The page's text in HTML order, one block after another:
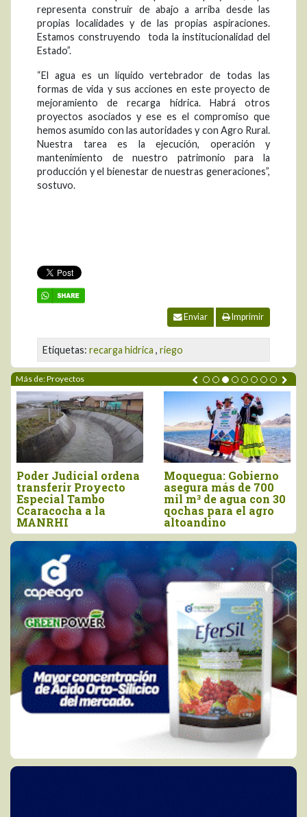
representa construir de abajo a arriba desde las
propias localidades y de las propias aspiraciones.
Estamos construyendo toda la institucionalidad del
Estado”.
“El agua es un líquido vertebrador de todas las
formas de vida y sus acciones en este proyecto de
mejoramiento de recarga hídrica. Habrá otros
proyectos asociados y ese es el compromiso que
hemos asumido con las autoridades y con Agro Rural.
Nuestra tarea es la ejecución, operación y
mantenimiento de nuestro patrimonio para la
producción y el bienestar de nuestras generaciones”,
sostuvo.
Enviar Imprimir
Etiquetas: recarga hidrica , riego
Más de: Proyectos
Judicial ordena
Proyecto
Tambo
a la
Moquegua: Gobierno
asegura más de 700
mil m³ de agua con 30
qochas para el agro
altoandino